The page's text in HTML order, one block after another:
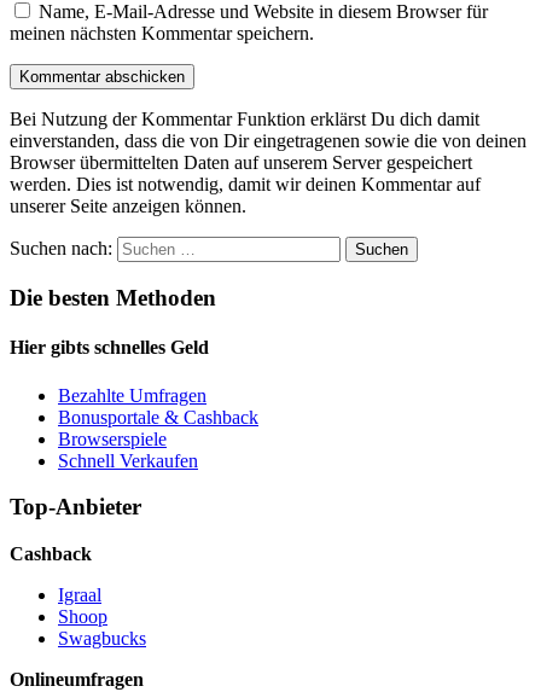
Name, E-Mail-Adresse und Website in diesem Browser für
meinen nächsten Kommentar speichern.
Bei Nutzung der Kommentar Funktion erklärst Du dich damit
einverstanden, dass die von Dir eingetragenen sowie die von deinen
Browser übermittelten Daten auf unserem Server gespeichert
werden. Dies ist notwendig, damit wir deinen Kommentar auf
unserer Seite anzeigen können.
Suchen nach:
Die besten Methoden
Hier gibts schnelles Geld
Bezahlte Umfragen
Bonusportale & Cashback
Browserspiele
Schnell Verkaufen
Top-Anbieter
Cashback
Igraal
Shoop
Swagbucks
Onlineumfragen